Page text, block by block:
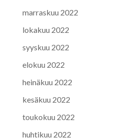
marraskuu 2022
lokakuu 2022
syyskuu 2022
elokuu 2022
heinäkuu 2022
kesäkuu 2022
toukokuu 2022
huhtikuu 2022